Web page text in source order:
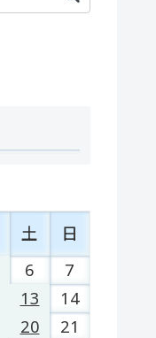
土
日
6
7
13
14
20
21